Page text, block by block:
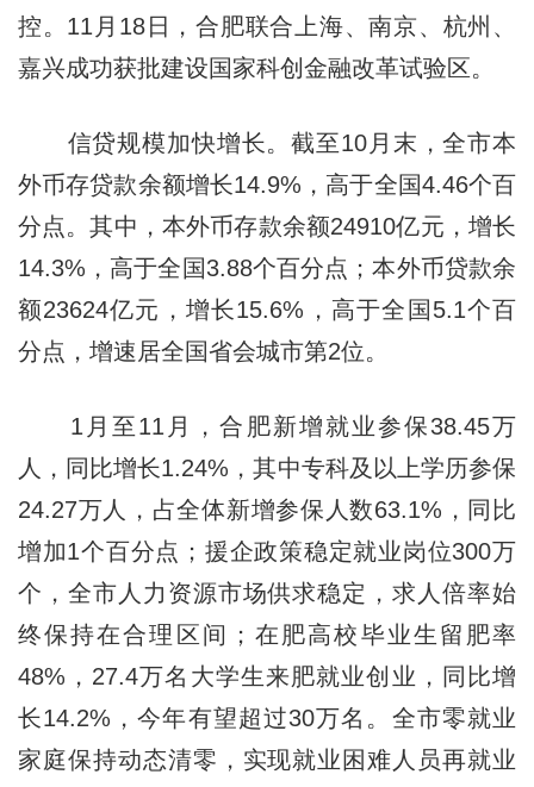
控。11月18日，合肥联合上海、南京、杭州、
嘉兴成功获批建设国家科创金融改革试验区。
信贷规模加快增长。截至10月末，全市本
外币存贷款余额增长14.9%，高于全国4.46个百
分点。其中，本外币存款余额24910亿元，增长
14.3%，高于全国3.88个百分点；本外币贷款余
额23624亿元，增长15.6%，高于全国5.1个百
分点，增速居全国省会城市第2位。
1月至11月，合肥新增就业参保38.45万
人，同比增长1.24%，其中专科及以上学历参保
24.27万人，占全体新增参保人数63.1%，同比
增加1个百分点；援企政策稳定就业岗位300万
个，全市人力资源市场供求稳定，求人倍率始
终保持在合理区间；在肥高校毕业生留肥率
48%，27.4万名大学生来肥就业创业，同比增
长14.2%，今年有望超过30万名。全市零就业
家庭保持动态清零，实现就业困难人员再就业